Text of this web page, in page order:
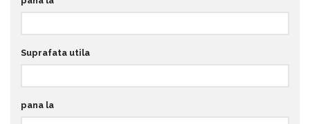
Suprafata utila
pana la